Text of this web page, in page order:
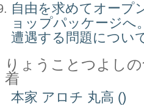
自由を求めてオープ
ョップパッケージへ
遭遇する問題につい
りょうことつよし
着
本家 アロチ 丸高 ()